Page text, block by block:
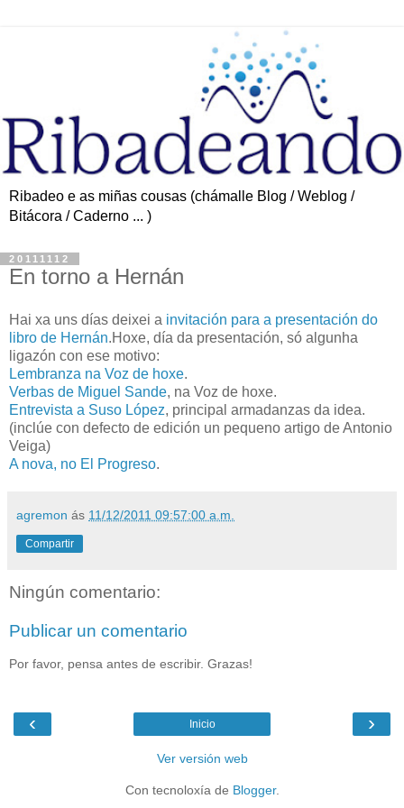
Ribadeo e as miñas cousas (chámalle Blog / Weblog /
Bitácora / Caderno ... )
20111112
En torno a Hernán
Hai xa uns días deixei a invitación para a presentación do
libro de Hernán.Hoxe, día da presentación, só algunha
ligazón con ese motivo:
Lembranza na Voz de hoxe.
Verbas de Miguel Sande, na Voz de hoxe.
Entrevista a Suso López, principal armadanzas da idea.
(inclúe con defecto de edición un pequeno artigo de Antonio
Veiga)
A nova, no El Progreso.
agremon ás 11/12/2011 09:57:00 a.m.
Compartir
Ningún comentario:
Publicar un comentario
Por favor, pensa antes de escribir. Grazas!
‹ ›
Inicio
Ver versión web
Con tecnoloxía de Blogger.